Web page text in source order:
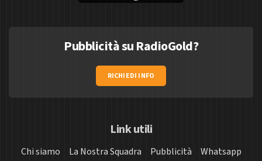
Pubblicità su RadioGold?
RICHIEDI INFO
Link utili
Chi siamo La Nostra Squadra Pubblicità
Whatsapp